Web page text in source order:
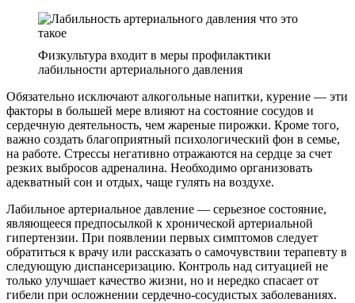
Физкультура входит в меры профилактики
лабильности артериального давления
Обязательно исключают алкогольные напитки, курение — эти
факторы в большей мере влияют на состояние сосудов и
сердечную деятельность, чем жареные пирожки. Кроме того,
важно создать благоприятный психологический фон в семье,
на работе. Стрессы негативно отражаются на сердце за счет
резких выбросов адреналина. Необходимо организовать
адекватный сон и отдых, чаще гулять на воздухе.
Лабильное артериальное давление — серьезное состояние,
являющееся предпосылкой к хронической артериальной
гипертензии. При появлении первых симптомов следует
обратиться к врачу или рассказать о самочувствии терапевту в
следующую диспансеризацию. Контроль над ситуацией не
только улучшает качество жизни, но и нередко спасает от
гибели при осложнении сердечно-сосудистых заболеваниях.